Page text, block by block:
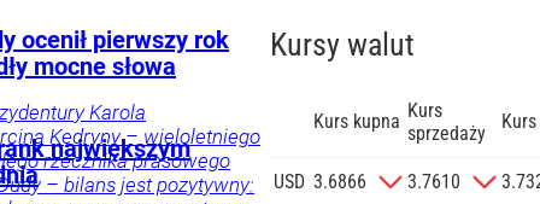
na
na podany
ocenił pierwszy rok
mocne słowa
Karola
Kędryny – wieloletniego
rzecznika prasowego
– bilans jest pozytywny:
największym
Kursy walut
Kurs kupna Kurs
sprzedaży
USD 3.6866 3.7610